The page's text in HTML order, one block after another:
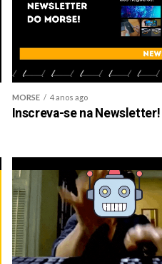
MORSE 4 anos ago
Inscreva-se na Newsletter!